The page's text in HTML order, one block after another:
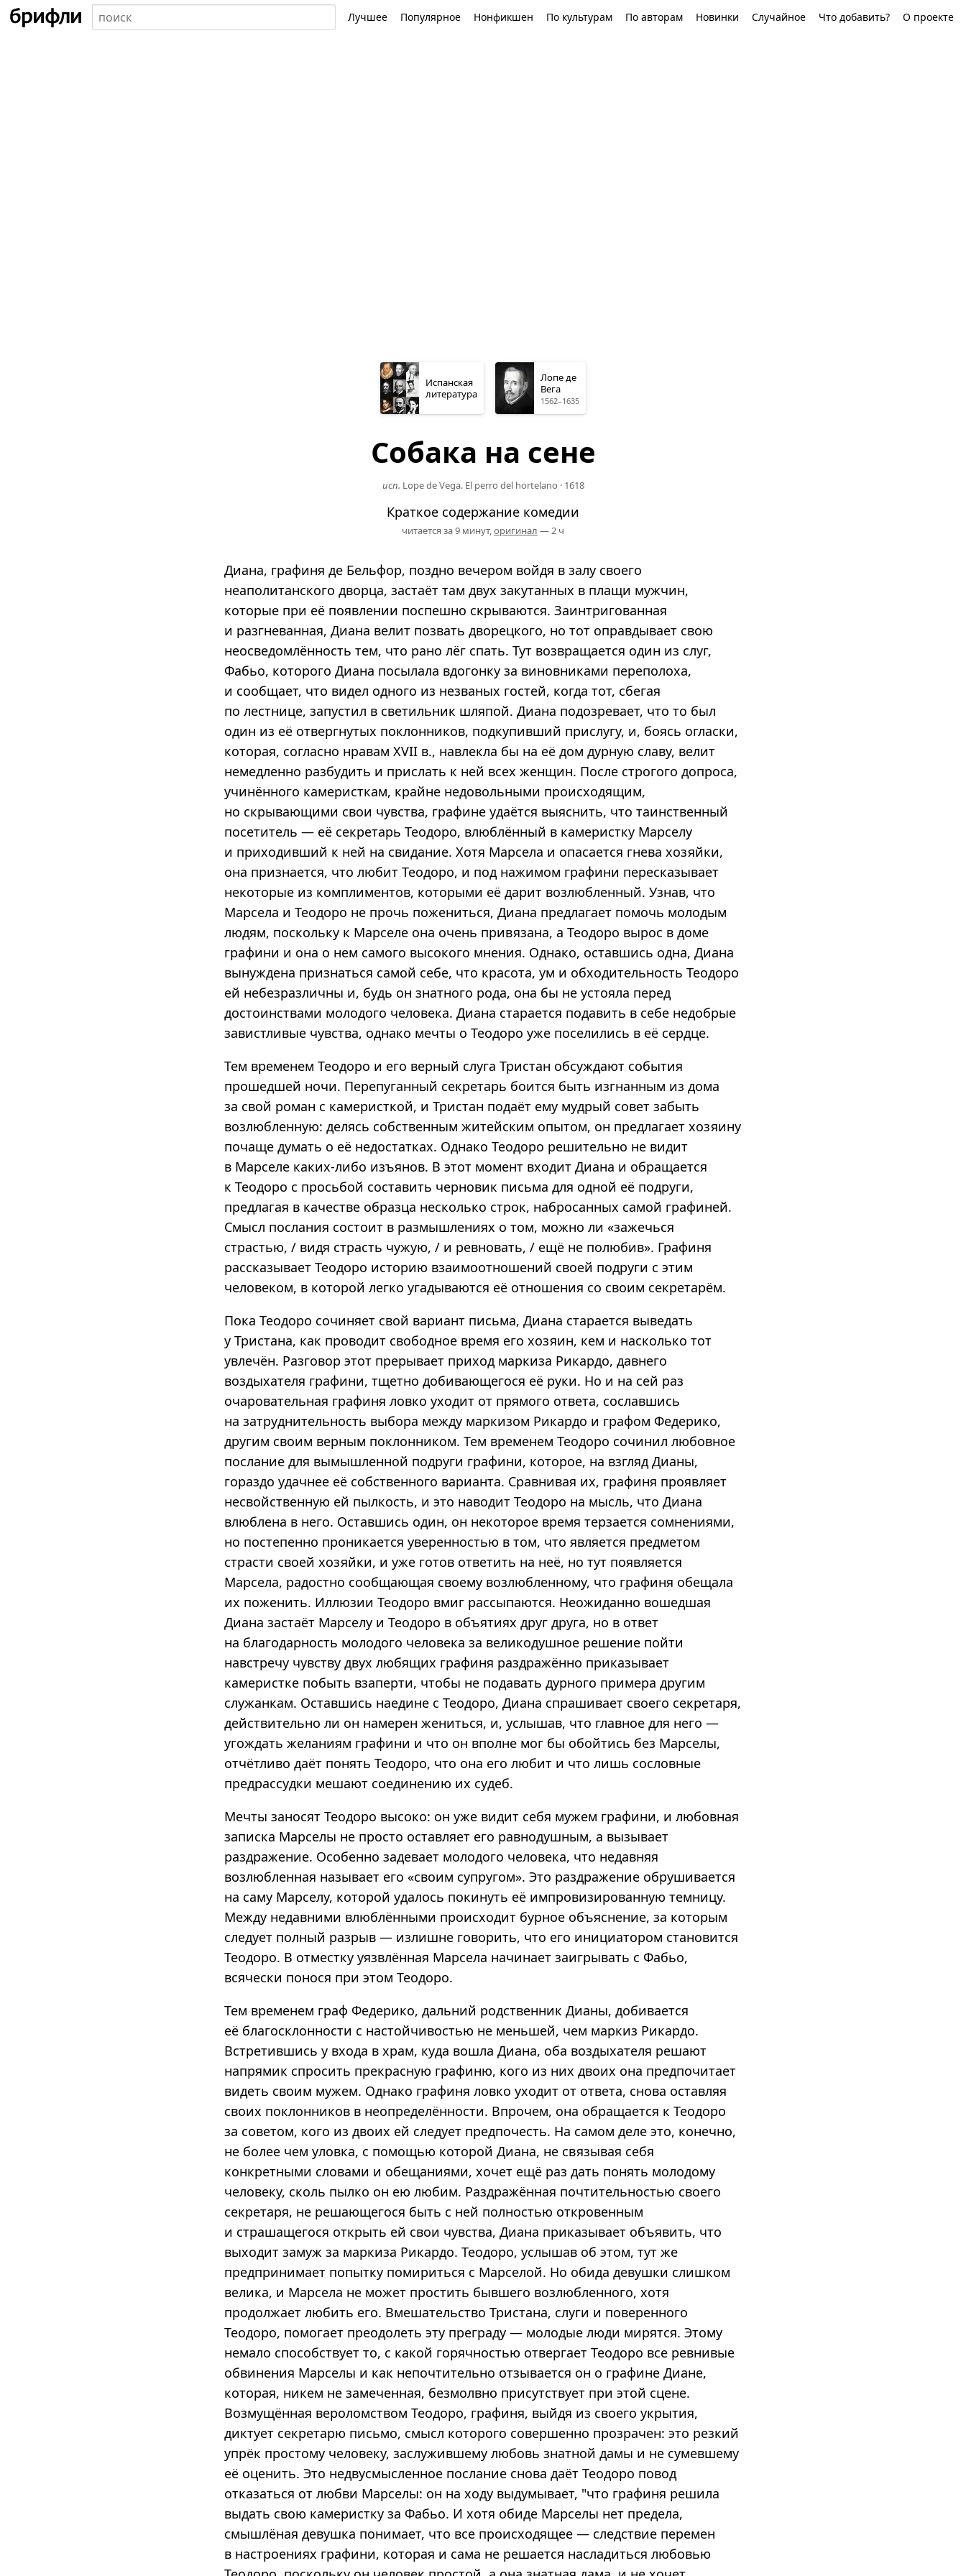
Лучшее Популярное Нонфикшен По культурам По авторам Новинки Случайное Что добавить? О проекте
Испанская
литература
Лопе де
Вега
1562–1635
Собака на сене
исп. Lope de Vega. El perro del hortelano · 1618
Краткое содержание комедии
читается за 9 минут,оригинал — 2 ч
Диана, графиня де Бельфор, поздно вечером войдя в залу своего
неаполитанского дворца, застаёт там двух закутанных в плащи мужчин,
которые при её появлении поспешно скрываются. Заинтригованная
и разгневанная, Диана велит позвать дворецкого, но тот оправдывает свою
неосведомлённость тем, что рано лёг спать. Тут возвращается один из слуг,
Фабьо, которого Диана посылала вдогонку за виновниками переполоха,
и сообщает, что видел одного из незваных гостей, когда тот, сбегая
по лестнице, запустил в светильник шляпой. Диана подозревает, что то был
один из её отвергнутых поклонников, подкупивший прислугу, и, боясь огласки,
которая, согласно нравам XVII в., навлекла бы на её дом дурную славу, велит
немедленно разбудить и прислать к ней всех женщин. После строгого допроса,
учинённого камеристкам, крайне недовольными происходящим,
но скрывающими свои чувства, графине удаётся выяснить, что таинственный
посетитель — её секретарь Теодоро, влюблённый в камеристку Марселу
и приходивший к ней на свидание. Хотя Марсела и опасается гнева хозяйки,
она признается, что любит Теодоро, и под нажимом графини пересказывает
некоторые из комплиментов, которыми её дарит возлюбленный. Узнав, что
Марсела и Теодоро не прочь пожениться, Диана предлагает помочь молодым
людям, поскольку к Марселе она очень привязана, а Теодоро вырос в доме
графини и она о нем самого высокого мнения. Однако, оставшись одна, Диана
вынуждена признаться самой себе, что красота, ум и обходительность Теодоро
ей небезразличны и, будь он знатного рода, она бы не устояла перед
достоинствами молодого человека. Диана старается подавить в себе недобрые
завистливые чувства, однако мечты о Теодоро уже поселились в её сердце.
Тем временем Теодоро и его верный слуга Тристан обсуждают события
прошедшей ночи. Перепуганный секретарь боится быть изгнанным из дома
за свой роман с камеристкой, и Тристан подаёт ему мудрый совет забыть
возлюбленную: делясь собственным житейским опытом, он предлагает хозяину
почаще думать о её недостатках. Однако Теодоро решительно не видит
в Марселе каких-либо изъянов. В этот момент входит Диана и обращается
к Теодоро с просьбой составить черновик письма для одной её подруги,
предлагая в качестве образца несколько строк, набросанных самой графиней.
Смысл послания состоит в размышлениях о том, можно ли «зажечься
страстью, / видя страсть чужую, / и ревновать, / ещё не полюбив». Графиня
рассказывает Теодоро историю взаимоотношений своей подруги с этим
человеком, в которой легко угадываются её отношения со своим секретарём.
Пока Теодоро сочиняет свой вариант письма, Диана старается выведать
у Тристана, как проводит свободное время его хозяин, кем и насколько тот
увлечён. Разговор этот прерывает приход маркиза Рикардо, давнего
воздыхателя графини, тщетно добивающегося её руки. Но и на сей раз
очаровательная графиня ловко уходит от прямого ответа, сославшись
на затруднительность выбора между маркизом Рикардо и графом Федерико,
другим своим верным поклонником. Тем временем Теодоро сочинил любовное
послание для вымышленной подруги графини, которое, на взгляд Дианы,
гораздо удачнее её собственного варианта. Сравнивая их, графиня проявляет
несвойственную ей пылкость, и это наводит Теодоро на мысль, что Диана
влюблена в него. Оставшись один, он некоторое время терзается сомнениями,
но постепенно проникается уверенностью в том, что является предметом
страсти своей хозяйки, и уже готов ответить на неё, но тут появляется
Марсела, радостно сообщающая своему возлюбленному, что графиня обещала
их поженить. Иллюзии Теодоро вмиг рассыпаются. Неожиданно вошедшая
Диана застаёт Марселу и Теодоро в объятиях друг друга, но в ответ
на благодарность молодого человека за великодушное решение пойти
навстречу чувству двух любящих графиня раздражённо приказывает
камеристке побыть взаперти, чтобы не подавать дурного примера другим
служанкам. Оставшись наедине с Теодоро, Диана спрашивает своего секретаря,
действительно ли он намерен жениться, и, услышав, что главное для него —
угождать желаниям графини и что он вполне мог бы обойтись без Марселы,
отчётливо даёт понять Теодоро, что она его любит и что лишь сословные
предрассудки мешают соединению их судеб.
Мечты заносят Теодоро высоко: он уже видит себя мужем графини, и любовная
записка Марселы не просто оставляет его равнодушным, а вызывает
раздражение. Особенно задевает молодого человека, что недавняя
возлюбленная называет его «своим супругом». Это раздражение обрушивается
на саму Марселу, которой удалось покинуть её импровизированную темницу.
Между недавними влюблёнными происходит бурное объяснение, за которым
следует полный разрыв — излишне говорить, что его инициатором становится
Теодоро. В отместку уязвлённая Марсела начинает заигрывать с Фабьо,
всячески понося при этом Теодоро.
Тем временем граф Федерико, дальний родственник Дианы, добивается
её благосклонности с настойчивостью не меньшей, чем маркиз Рикардо.
Встретившись у входа в храм, куда вошла Диана, оба воздыхателя решают
напрямик спросить прекрасную графиню, кого из них двоих она предпочитает
видеть своим мужем. Однако графиня ловко уходит от ответа, снова оставляя
своих поклонников в неопределённости. Впрочем, она обращается к Теодоро
за советом, кого из двоих ей следует предпочесть. На самом деле это, конечно,
не более чем уловка, с помощью которой Диана, не связывая себя
конкретными словами и обещаниями, хочет ещё раз дать понять молодому
человеку, сколь пылко он ею любим. Раздражённая почтительностью своего
секретаря, не решающегося быть с ней полностью откровенным
и страшащегося открыть ей свои чувства, Диана приказывает объявить, что
выходит замуж за маркиза Рикардо. Теодоро, услышав об этом, тут же
предпринимает попытку помириться с Марселой. Но обида девушки слишком
велика, и Марсела не может простить бывшего возлюбленного, хотя
продолжает любить его. Вмешательство Тристана, слуги и поверенного
Теодоро, помогает преодолеть эту преграду — молодые люди мирятся. Этому
немало способствует то, с какой горячностью отвергает Теодоро все ревнивые
обвинения Марселы и как непочтительно отзывается он о графине Диане,
которая, никем не замеченная, безмолвно присутствует при этой сцене.
Возмущённая вероломством Теодоро, графиня, выйдя из своего укрытия,
диктует секретарю письмо, смысл которого совершенно прозрачен: это резкий
упрёк простому человеку, заслужившему любовь знатной дамы и не сумевшему
её оценить. Это недвусмысленное послание снова даёт Теодоро повод
отказаться от любви Марселы: он на ходу выдумывает, "что графиня решила
выдать свою камеристку за Фабьо. И хотя обиде Марселы нет предела,
смышлёная девушка понимает, что все происходящее — следствие перемен
в настроениях графини, которая и сама не решается насладиться любовью